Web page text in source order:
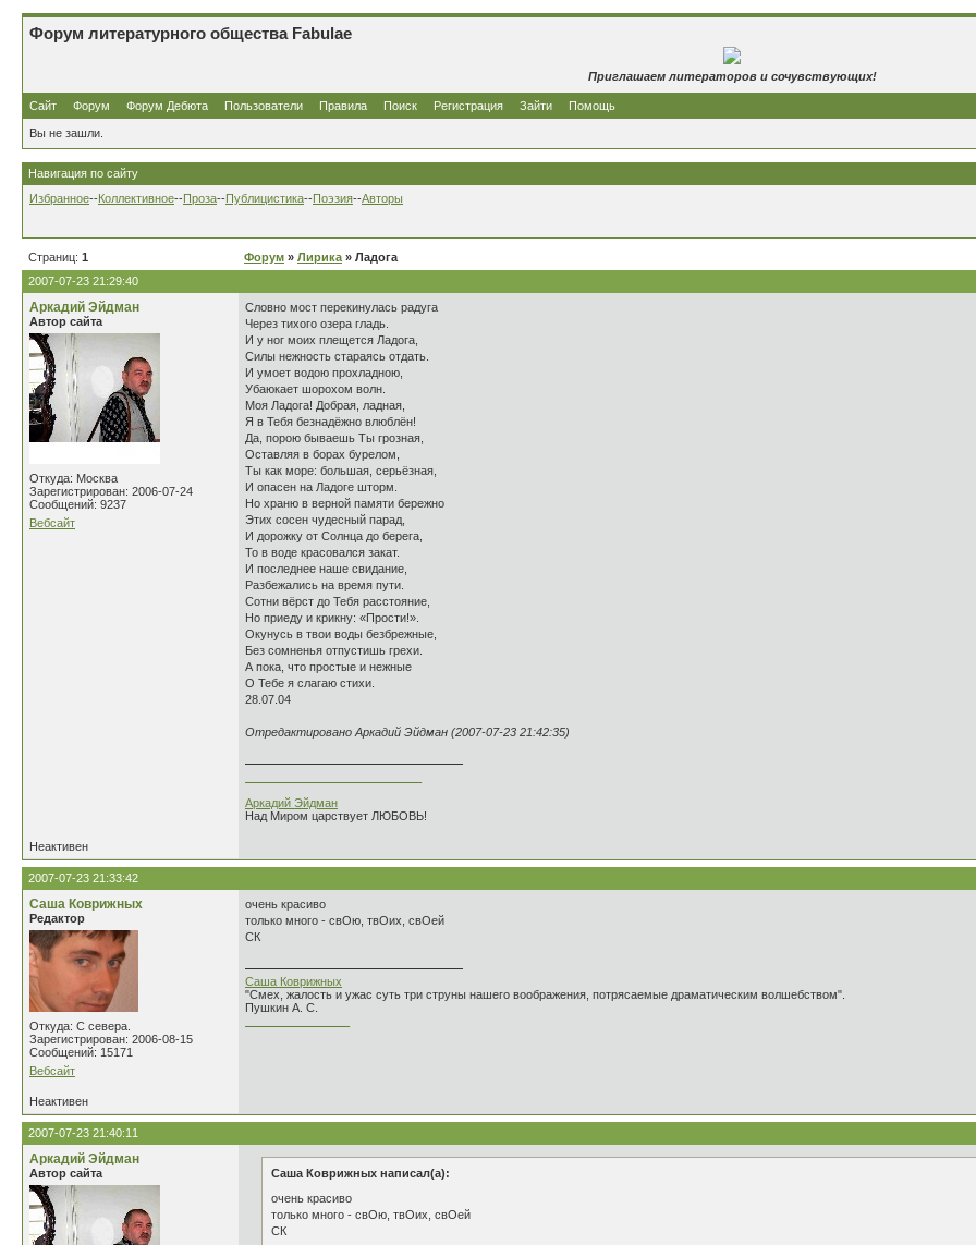
Форум литературного общества Fabulae
Приглашаем литераторов и сочувствующих!
Сайт Форум Форум Дебюта Пользователи Правила Поиск Регистрация Зайти Помощь
Вы не зашли.
Навигация по сайту
Избранное--Коллективное--Проза--Публицистика--Поэзия--Авторы
Страниц: 1 Форум » Лирика » Ладога
2007-07-23 21:29:40
Аркадий Эйдман
Автор сайта
Откуда: Москва
Зарегистрирован: 2006-07-24
Сообщений: 9237
Вебсайт
Словно мост перекинулась радуга
Через тихого озера гладь.
И у ног моих плещется Ладога,
Силы нежность стараясь отдать.
И умоет водою прохладною,
Убаюкает шорохом волн.
Моя Ладога! Добрая, ладная,
Я в Тебя безнадёжно влюблён!
Да, порою бываешь Ты грозная,
Оставляя в борах бурелом,
Ты как море: большая, серьёзная,
И опасен на Ладоге шторм.
Но храню в верной памяти бережно
Этих сосен чудесный парад,
И дорожку от Солнца до берега,
То в воде красовался закат.
И последнее наше свидание,
Разбежались на время пути.
Сотни вёрст до Тебя расстояние,
Но приеду и крикну: «Прости!».
Окунусь в твои воды безбрежные,
Без сомненья отпустишь грехи.
А пока, что простые и нежные
О Тебе я слагаю стихи.
28.07.04
Отредактировано Аркадий Эйдман (2007-07-23 21:42:35)
Аркадий Эйдман
Над Миром царствует ЛЮБОВЬ!
Неактивен
2007-07-23 21:33:42
Саша Коврижных
Редактор
Откуда: С севера.
Зарегистрирован: 2006-08-15
Сообщений: 15171
Вебсайт
очень красиво
только много - свОю, твОих, свОей
СК
Саша Коврижных
"Смех, жалость и ужас суть три струны нашего воображения, потрясаемые драматическим волшебством".
Пушкин А. С.
Неактивен
2007-07-23 21:40:11
Аркадий Эйдман
Автор сайта
Саша Коврижных написал(а):
очень красиво
только много - свОю, твОих, свОей
СК